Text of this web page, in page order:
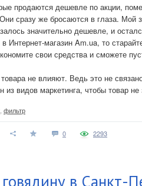
продаются дешевле по акции,
сразу же бросаются в глаза. Мой
значительно дешевле, и
Интернет-магазин Am.ua, то
свои средства и сможете
не влияют. Ведь это не
из видов маркетинга, чтобы товар
фильтр
0 2293
в Санкт-